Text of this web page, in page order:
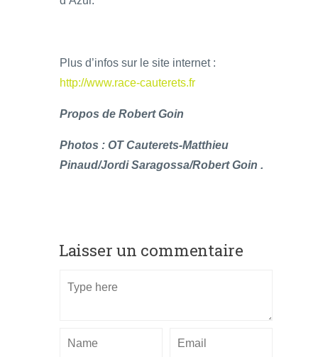
Plus d’infos sur le site internet :
http://www.race-cauterets.fr
Propos de Robert Goin
Photos : OT Cauterets-Matthieu
Pinaud/Jordi Saragossa/Robert Goin .
Laisser un commentaire